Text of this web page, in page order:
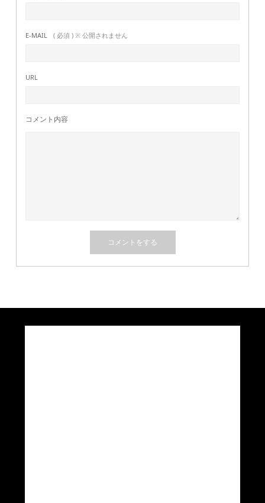
E-MAIL ( 必須 ) ※ 公開されません
URL
コメント内容